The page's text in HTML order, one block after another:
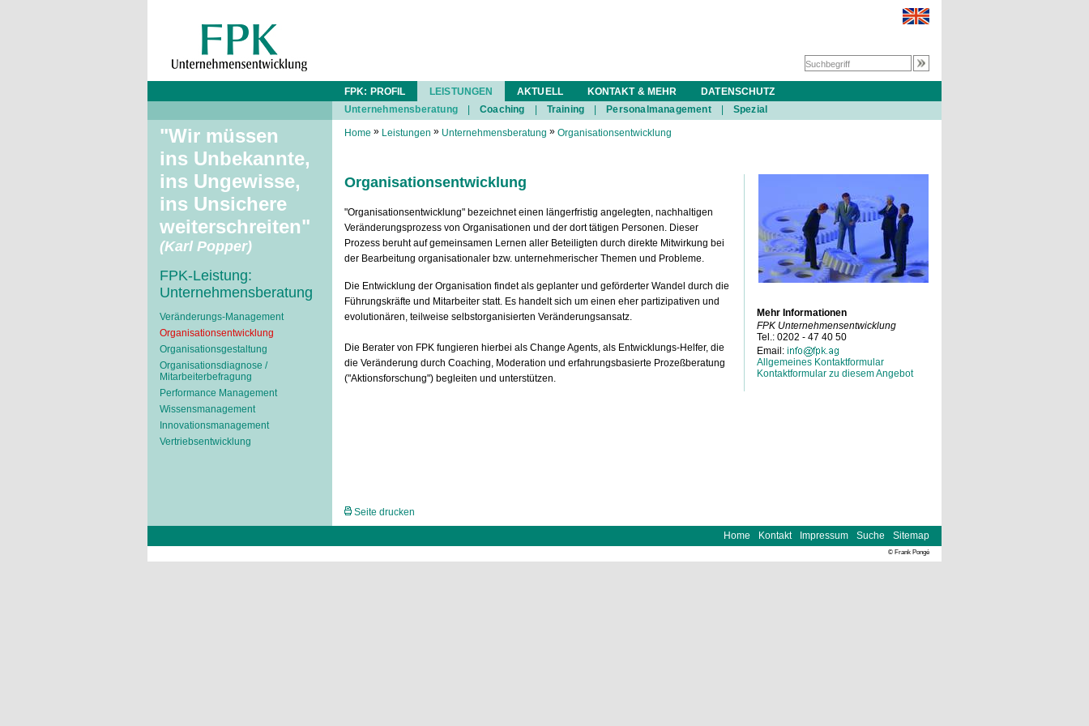
"Wir müssen
ins Unbekannte,
ins Ungewisse,
ins Unsichere
weiterschreiten"
(Karl Popper)
FPK-Leistung:
Unternehmensberatung
Veränderungs-Management
Organisationsentwicklung
Organisationsgestaltung
Organisationsdiagnose /
Mitarbeiterbefragung
Performance Management
Wissensmanagement
Innovationsmanagement
Vertriebsentwicklung
FPK: PROFIL LEISTUNGEN AKTUELL KONTAKT & MEHR
DATENSCHUTZ
Unternehmensberatung
Coaching Training Personalmanagement Spezial
Home » Leistungen » Unternehmensberatung » Organisationsentwicklung
Organisationsentwicklung
"Organisationsentwicklung" bezeichnet einen längerfristig angelegten, nachhaltigen
Veränderungsprozess von Organisationen und der dort tätigen Personen. Dieser
Prozess beruht auf gemeinsamen Lernen aller Beteiligten durch direkte Mitwirkung bei
der Bearbeitung organisationaler bzw. unternehmerischer Themen und Probleme.
Die Entwicklung der Organisation findet als geplanter und geförderter Wandel durch die
Führungskräfte und Mitarbeiter statt. Es handelt sich um einen eher partizipativen und
evolutionären, teilweise selbstorganisierten Veränderungsansatz.
Die Berater von FPK fungieren hierbei als Change Agents, als Entwicklungs-Helfer, die
die Veränderung durch Coaching, Moderation und erfahrungsbasierte Prozeßberatung
("Aktionsforschung") begleiten und unterstützen.
Mehr Informationen
FPK Unternehmensentwicklung
Tel.: 0202 - 47 40 50
Email:
Allgemeines Kontaktformular
Kontaktformular zu diesem Angebot
Seite drucken
Home Kontakt Impressum Suche Sitemap
© Frank Pongé